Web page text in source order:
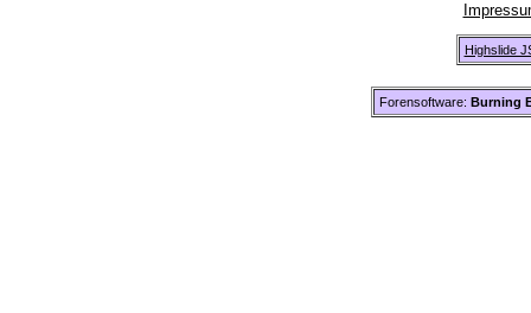
Highslide
Forensoftware: Burning